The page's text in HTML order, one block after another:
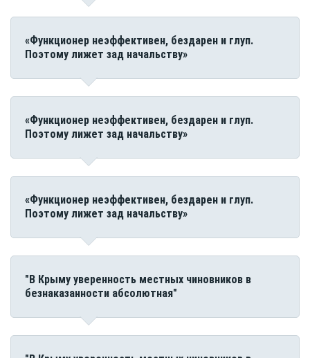
«Функционер неэффективен, бездарен и глуп.
Поэтому лижет зад начальству»
«Функционер неэффективен, бездарен и глуп.
Поэтому лижет зад начальству»
«Функционер неэффективен, бездарен и глуп.
Поэтому лижет зад начальству»
"В Крыму уверенность местных чиновников в
безнаказанности абсолютная"